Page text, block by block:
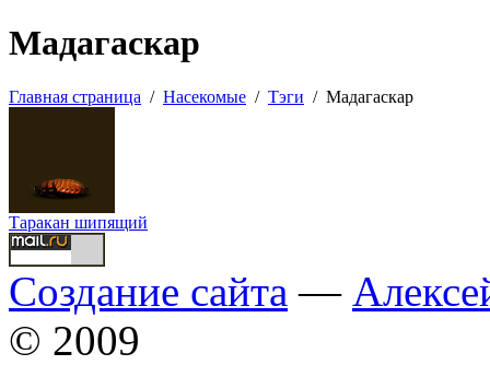
Мадагаскар
Главная страница / Насекомые / Тэги / Мадагаскар
Таракан шипящий
Создание сайта —
© 2009